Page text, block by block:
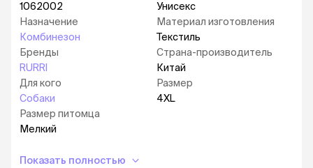
1062002
Назначение
Комбинезон
Бренды
RURRI
Для кого
Собаки
Размер питомца
Мелкий
Унисекс
Материал изготовления
Текстиль
Страна-производитель
Китай
Размер
4XL
Показать полностью